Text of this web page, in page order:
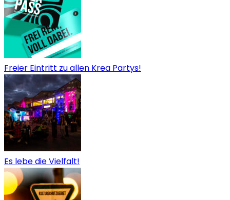
Freier Eintritt zu allen Krea Partys!
Es lebe die Vielfalt!